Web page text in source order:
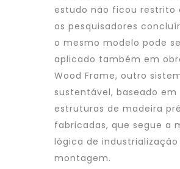
estudo não ficou restrito
os pesquisadores
o mesmo modelo pode
aplicado também em
Wood Frame, outro
sustentável, baseado em
estruturas de madeira
fabricadas, que segue a
lógica de industrialização
montagem.